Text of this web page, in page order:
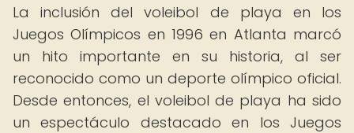
La inclusión del voleibol de playa en los
Juegos Olímpicos en 1996 en Atlanta marcó
un hito importante en su historia, al ser
reconocido como un deporte olímpico oficial.
Desde entonces, el voleibol de playa ha sido
un espectáculo destacado en los Juegos